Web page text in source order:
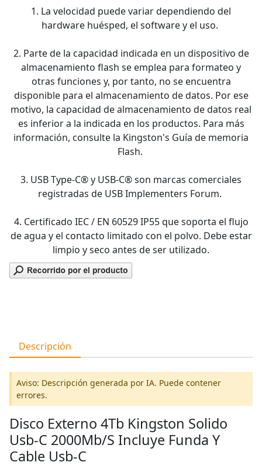
1. La velocidad puede variar dependiendo del
hardware huésped, el software y el uso.
2. Parte de la capacidad indicada en un dispositivo de
almacenamiento flash se emplea para formateo y
otras funciones y, por tanto, no se encuentra
disponible para el almacenamiento de datos. Por ese
motivo, la capacidad de almacenamiento de datos real
es inferior a la indicada en los productos. Para más
información, consulte la Kingston's Guía de memoria
Flash.
3. USB Type-C® y USB-C® son marcas comerciales
registradas de USB Implementers Forum.
4. Certificado IEC / EN 60529 IP55 que soporta el flujo
de agua y el contacto limitado con el polvo. Debe estar
limpio y seco antes de ser utilizado.
Descripción
Aviso: Descripción generada por IA. Puede contener
errores.
Disco Externo 4Tb Kingston Solido
Usb-C 2000Mb/S Incluye Funda Y
Cable Usb-C